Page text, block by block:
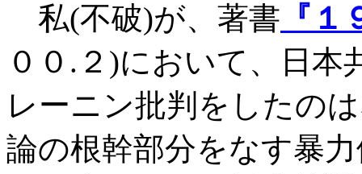
私(不破)が、著書 『
００ . ２ )において、日本
レーニン批判をしたの
論の根幹部分をなす暴